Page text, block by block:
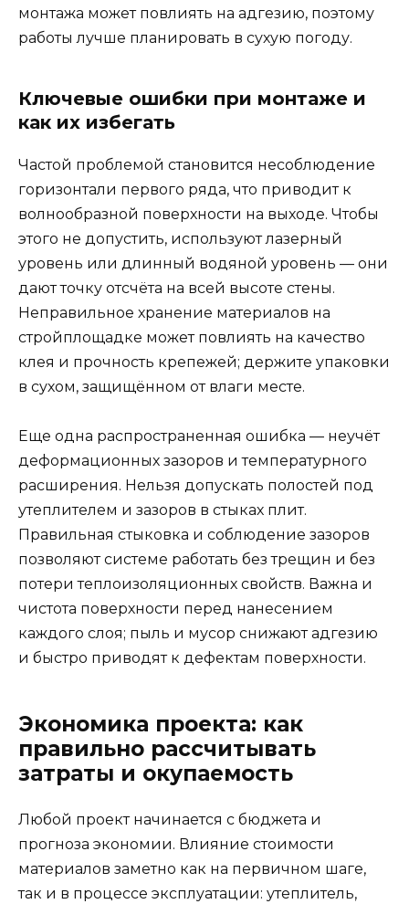
монтажа может повлиять на адгезию, поэтому
работы лучше планировать в сухую погоду.
Ключевые ошибки при монтаже и
как их избегать
Частой проблемой становится несоблюдение
горизонтали первого ряда, что приводит к
волнообразной поверхности на выходе. Чтобы
этого не допустить, используют лазерный
уровень или длинный водяной уровень — они
дают точку отсчёта на всей высоте стены.
Неправильное хранение материалов на
стройплощадке может повлиять на качество
клея и прочность крепежей; держите упаковки
в сухом, защищённом от влаги месте.
Еще одна распространенная ошибка — неучёт
деформационных зазоров и температурного
расширения. Нельзя допускать полостей под
утеплителем и зазоров в стыках плит.
Правильная стыковка и соблюдение зазоров
позволяют системе работать без трещин и без
потери теплоизоляционных свойств. Важна и
чистота поверхности перед нанесением
каждого слоя; пыль и мусор снижают адгезию
и быстро приводят к дефектам поверхности.
Экономика проекта: как
правильно рассчитывать
затраты и окупаемость
Любой проект начинается с бюджета и
прогноза экономии. Влияние стоимости
материалов заметно как на первичном шаге,
так и в процессе эксплуатации: утеплитель,